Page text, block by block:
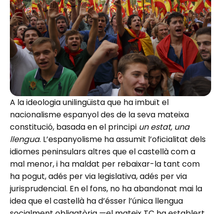
A la ideologia unilingüista que ha imbuït el
nacionalisme espanyol des de la seva mateixa
constitució, basada en el principi un estat, una
llengua. L’espanyolisme ha assumit l’oficialitat dels
idiomes peninsulars altres que el castellà com a
mal menor, i ha maldat per rebaixar-la tant com
ha pogut, adés per via legislativa, adés per via
jurisprudencial. En el fons, no ha abandonat mai la
idea que el castellà ha d’ésser l’única llengua